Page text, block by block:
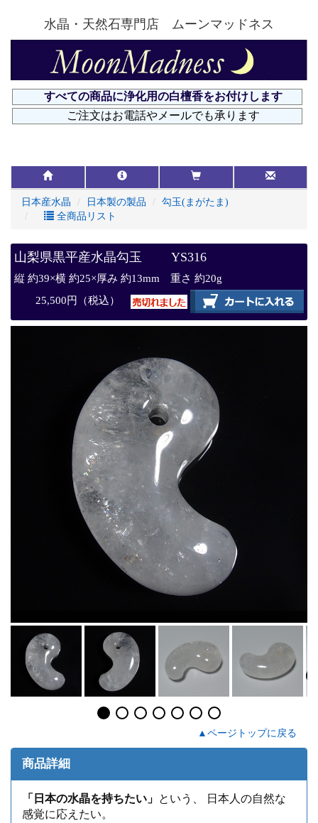
水晶・天然石専門店 ムーンマッドネス
日本産水晶 日本製の製品
勾玉(まがたま)
全商品リスト
山梨県黒平産水晶勾玉 YS316
縦 約39×横 約25×厚み 約13mm 重さ 約20g
25,500円（税込）
▲ページトップに戻る
商品詳細
「日本の水晶を持ちたい」 という、 日本人の自然な
感覚に応えたい。